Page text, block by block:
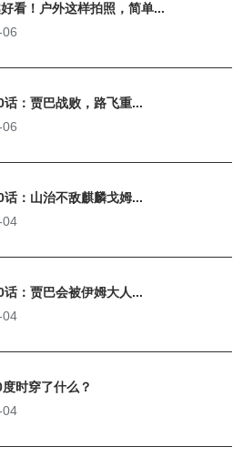
看！户外这样拍照，简单...
话：贾巴战败，路飞重...
话：山治不敌麒麟戈姆...
04
话：贾巴会被伊姆大人...
04
时穿了什么？
04